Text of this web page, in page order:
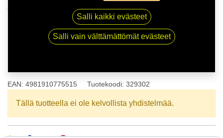
175/55R15 77T TOYO NANOENERGY 3
175/55R15 77T TOYO
EAN: 4981910775515 Tuotekoodi: 329302
Tällä tuotteella ei ole kelvollista yhdistelmää.
Salli kaikki evästeet
Salli vain välttämättömät evästeet